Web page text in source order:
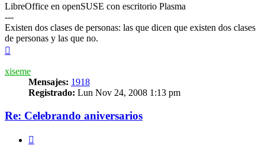
LibreOffice en openSUSE con escritorio Plasma
---
Existen dos clases de personas: las que dicen que existen dos clases
de personas y las que no.
xiseme
Mensajes: 1918
Registrado: Lun Nov 24, 2008 1:13 pm
Re: Celebrando aniversarios